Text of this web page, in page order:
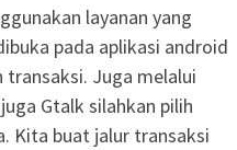
layanan yang
pada aplikasi android
Juga melalui
Gtalk silahkan pilih
Kita buat jalur transaksi